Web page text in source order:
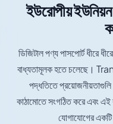
ইউরোপীয়
ডিজিটাল পণ্য পাসপোর্ট ধীরে
বাধ্যতামূলক হতে চলেছে।
পদ্ধতিতে
কাঠামোতে সংগঠিত করে এবং এই
যোগাযোগের